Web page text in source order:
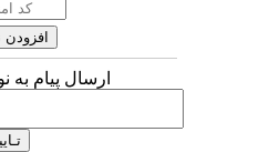
ارسال پیام به